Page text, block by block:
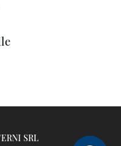
SRL